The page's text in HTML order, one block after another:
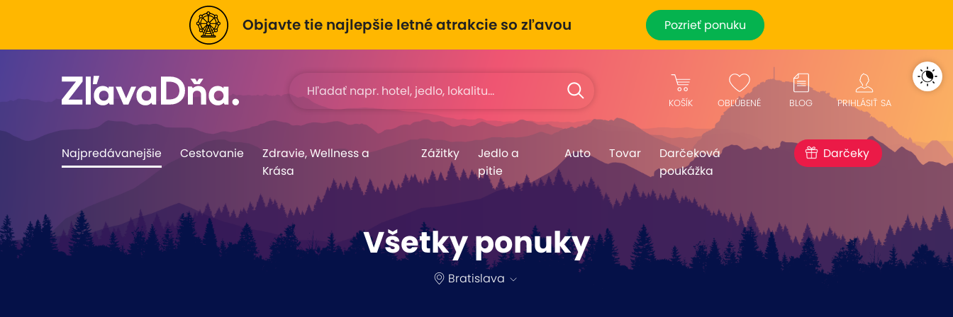
Objavte tie najlepšie letné atrakcie so zľavou Pozrieť ponuku
KOŠÍK OBĽÚBENÉ BLOG PRIHLÁSIŤ SA
Najpredávanejšie Cestovanie
Zdravie, Wellness a
Krása
Zážitky
Jedlo a
pitie
Auto Tovar
Darčeková
poukážka
Darčeky
Všetky ponuky
Bratislava